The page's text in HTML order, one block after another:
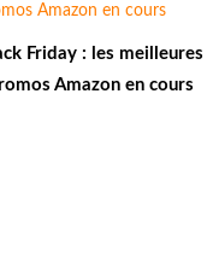
Friday : les meilleures
Amazon en cours